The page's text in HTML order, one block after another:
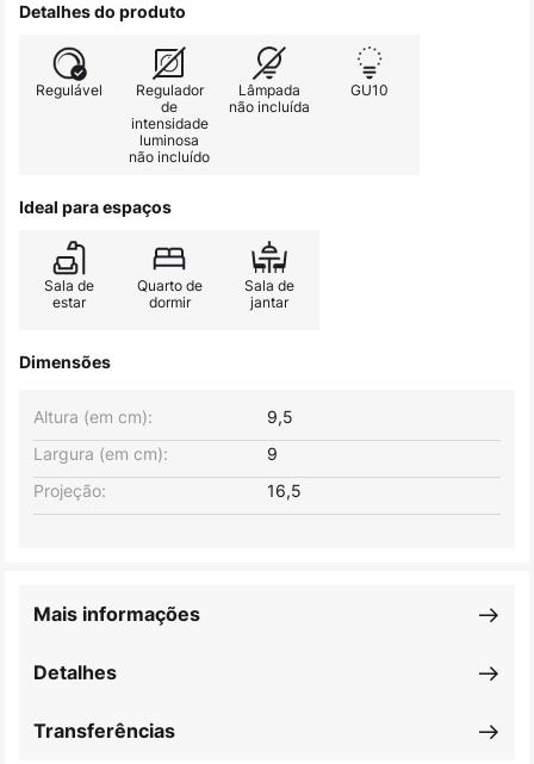
Detalhes do produto
Regulável
Regulador
de
intensidade
luminosa
não incluído
Lâmpada
não incluída
GU10
Ideal para espaços
Sala de
estar
Quarto de
dormir
Sala de
jantar
Dimensões
Largura (em cm): 9
Altura (em cm): 9,5
Projeção: 16,5
Detalhes
Mais informações
Transferências